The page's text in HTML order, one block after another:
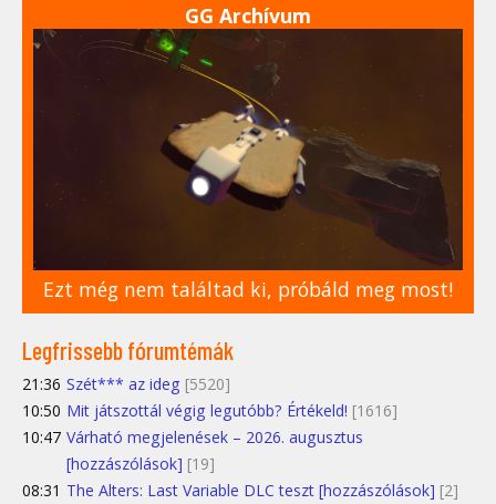
GG Archívum
Ezt még nem találtad ki, próbáld meg most!
Legfrissebb fórumtémák
21:36 Szét*** az ideg [5520]
10:50 Mit játszottál végig legutóbb? Értékeld! [1616]
10:47 Várható megjelenések – 2026. augusztus
[hozzászólások] [19]
08:31 The Alters: Last Variable DLC teszt [hozzászólások] [2]